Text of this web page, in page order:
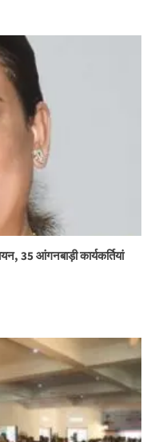
35 आंगनबाड़ी कार्यकर्तियां